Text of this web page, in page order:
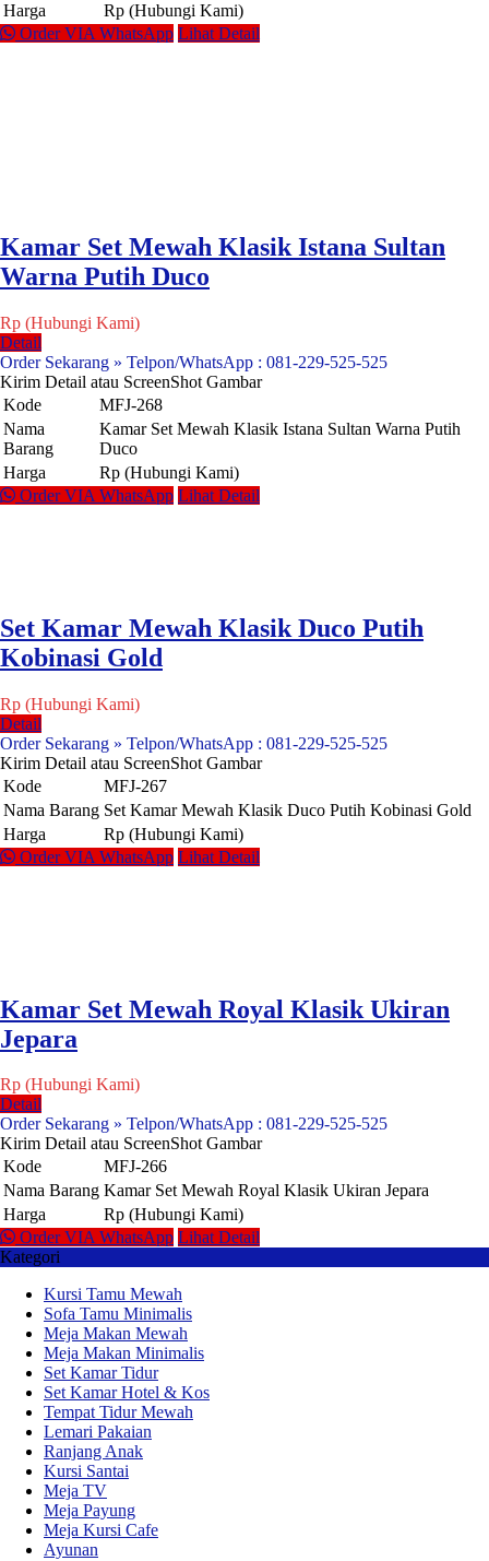
Harga
Rp (Hubungi Kami)
Order VIA WhatsApp Lihat Detail
Kamar Set Mewah Klasik Istana Sultan
Warna Putih Duco
Rp (Hubungi Kami)
Detail
Order Sekarang » Telpon/WhatsApp : 081-229-525-525
Kirim Detail atau ScreenShot Gambar
Kode
MFJ-268
Nama
Barang
Kamar Set Mewah Klasik Istana Sultan Warna Putih
Duco
Harga
Rp (Hubungi Kami)
Order VIA WhatsApp Lihat Detail
Set Kamar Mewah Klasik Duco Putih
Kobinasi Gold
Rp (Hubungi Kami)
Detail
Order Sekarang » Telpon/WhatsApp : 081-229-525-525
Kirim Detail atau ScreenShot Gambar
Kode
MFJ-267
Nama Barang Set Kamar Mewah Klasik Duco Putih Kobinasi Gold
Harga
Rp (Hubungi Kami)
Order VIA WhatsApp Lihat Detail
Kamar Set Mewah Royal Klasik Ukiran
Jepara
Rp (Hubungi Kami)
Detail
Order Sekarang » Telpon/WhatsApp : 081-229-525-525
Kirim Detail atau ScreenShot Gambar
Kode
MFJ-266
Nama Barang Kamar Set Mewah Royal Klasik Ukiran Jepara
Harga
Rp (Hubungi Kami)
Order VIA WhatsApp Lihat Detail
Kategori
Kursi Tamu Mewah
Sofa Tamu Minimalis
Meja Makan Mewah
Meja Makan Minimalis
Set Kamar Tidur
Set Kamar Hotel & Kos
Tempat Tidur Mewah
Lemari Pakaian
Ranjang Anak
Kursi Santai
Meja TV
Meja Payung
Meja Kursi Cafe
Ayunan